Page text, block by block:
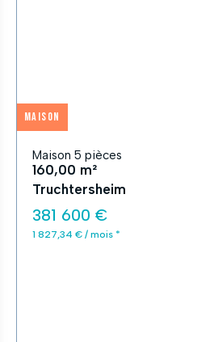
Maison
Maison 5 pièces
160,00 m²
Truchtersheim
381 600 €
1 827,34 € / mois *